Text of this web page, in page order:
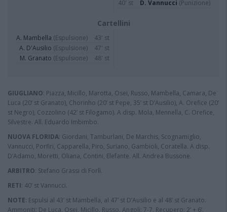
40' st D. Vannucci (Punizione)
Cartellini
A. Mambella (Espulsione)
43' st
A. D'Ausilio (Espulsione)
47' st
M. Granato (Espulsione) 48' st
GIUGLIANO: Piazza, Micillo, Marotta, Osei, Russo, Mambella, Camara, De
Luca (20’ st Granato), Chorinho (20’ st Pepe, 35’ st D’Ausilio), A. Orefice (20’
st Negro), Cozzolino (42’ st Filogamo). A disp. Mola, Mennella, C. Orefice,
Silvestre. All. Eduardo Imbimbo.
NUOVA FLORIDA: Giordani, Tamburlani, De Marchis, Scognamiglio,
Vannucci, Porfiri, Capparella, Piro, Suriano, Gambioli, Coratella. A disp.
D’Adamo, Moretti, Oliana, Contini, Elefante. All. Andrea Bussone.
ARBITRO: Stefano Grassi di Forlì.
RETI: 40’ st Vannucci.
NOTE: Espulsi al 43’ st Mambella, al 47’ st D’Ausilio e al 48’ st Granato.
Ammoniti: De Luca, Osei, Micillo, Russo. Angoli: 7-7. Recupero: 2’ + 6’.